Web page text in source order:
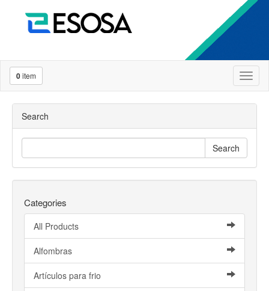
0item
Search
Search
Categories
All Products
Alfombras
Artículos para frio